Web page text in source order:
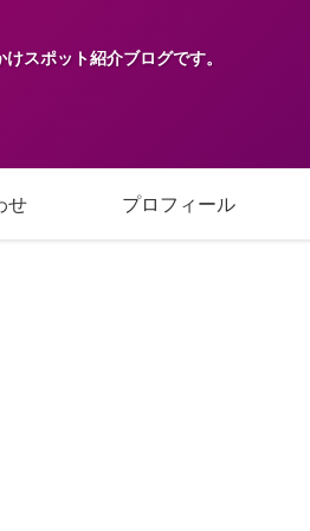
スポット紹介ブログです。
せ プロフィール